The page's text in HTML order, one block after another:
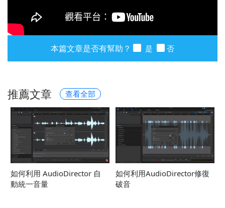
本篇文章是否有幫助？ 是 否
推薦文章 查看全部
如何利用 AudioDirector 自
動統一音量
如何利用AudioDirector修復
破音